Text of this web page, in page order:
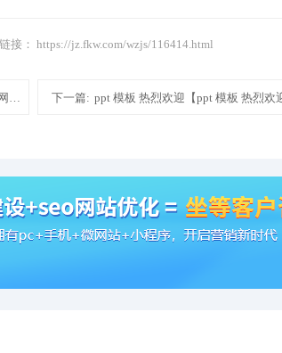
接： https://jz.fkw.com/wzjs/116414.html
站建设制作模板建站】
下一篇: ppt 模板 热烈欢迎【ppt 模板 热烈欢